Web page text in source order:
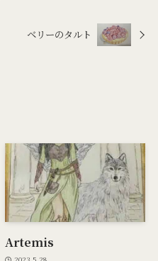
ベリーのタルト
Artemis